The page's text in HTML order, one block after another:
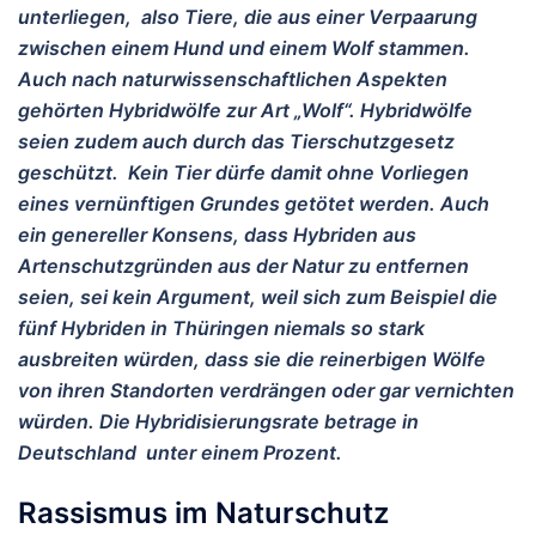
unterliegen, also Tiere, die aus einer Verpaarung
zwischen einem Hund und einem Wolf stammen.
Auch nach naturwissenschaftlichen Aspekten
gehörten Hybridwölfe zur Art „Wolf“. Hybridwölfe
seien zudem auch durch das Tierschutzgesetz
geschützt. Kein Tier dürfe damit ohne Vorliegen
eines vernünftigen Grundes getötet werden. Auch
ein genereller Konsens, dass Hybriden aus
Artenschutzgründen aus der Natur zu entfernen
seien, sei kein Argument, weil sich zum Beispiel die
fünf Hybriden in Thüringen niemals so stark
ausbreiten würden, dass sie die reinerbigen Wölfe
von ihren Standorten verdrängen oder gar vernichten
würden. Die Hybridisierungsrate betrage in
Deutschland unter einem Prozent.
Rassismus im Naturschutz